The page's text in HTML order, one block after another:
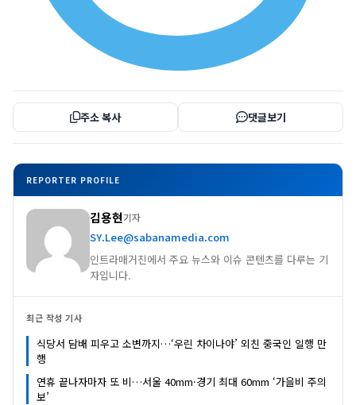
주소 복사 댓글보기
REPORTER PROFILE
김용현기자
SY.Lee@sabanamedia.com
인트라매거진에서 주요 뉴스와 이슈 콘텐츠를 다루는 기
자입니다.
최근 작성 기사
식당서 담배 피우고 소변까지…‘우린 차이나야’ 외친 중국인 일행 만
행
연휴 끝나자마자 또 비…서울 40mm·경기 최대 60mm ‘가을비 주의
보’